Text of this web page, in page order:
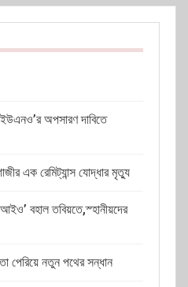
অপসারণ দাবিতে
এক রেমিট্যান্স যোদ্ধার মৃত্যু
বহাল তবিয়তে,স্হানীয়দের
পেরিয়ে নতুন পথের সন্ধান